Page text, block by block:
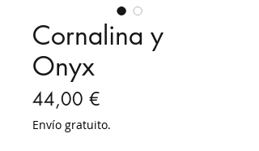
Cornalina y
Onyx
44,00 €
Envío gratuito.